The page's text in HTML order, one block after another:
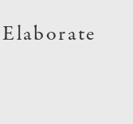
Elaborate